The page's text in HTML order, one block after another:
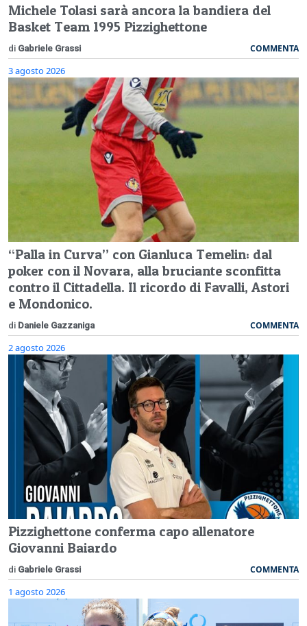
Michele Tolasi sarà ancora la bandiera del
Basket Team 1995 Pizzighettone
di Gabriele Grassi COMMENTA
3 agosto 2026
“Palla in Curva” con Gianluca Temelin: dal
poker con il Novara, alla bruciante sconfitta
contro il Cittadella. Il ricordo di Favalli, Astori
e Mondonico.
di Daniele Gazzaniga COMMENTA
2 agosto 2026
Pizzighettone conferma capo allenatore
Giovanni Baiardo
di Gabriele Grassi COMMENTA
1 agosto 2026